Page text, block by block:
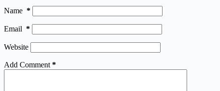
Name *
Email *
Website
Add Comment *